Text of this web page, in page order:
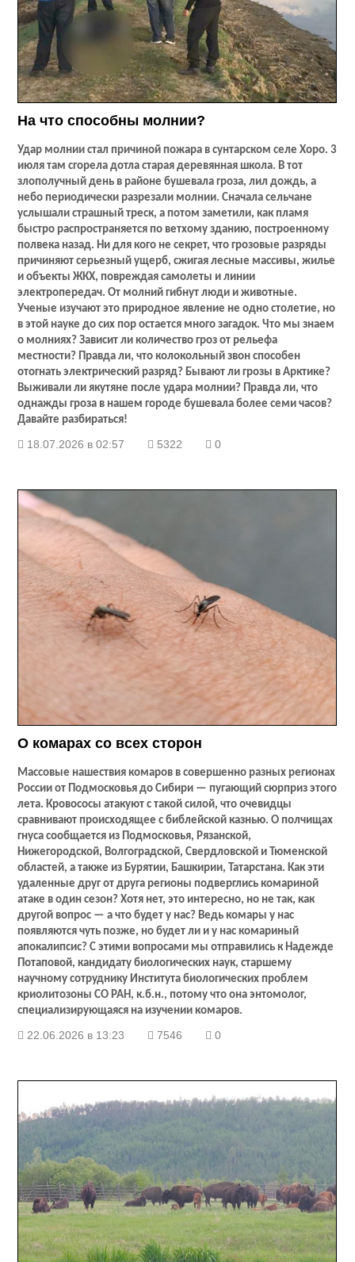
На что способны молнии?
Удар молнии стал причиной пожара в сунтарском селе Хоро. 3
июля там сгорела дотла старая деревянная школа. В тот
злополучный день в районе бушевала гроза, лил дождь, а
небо периодически разрезали молнии. Сначала сельчане
услышали страшный треск, а потом заметили, как пламя
быстро распространяется по ветхому зданию, построенному
полвека назад. Ни для кого не секрет, что грозовые разряды
причиняют серьезный ущерб, сжигая лесные массивы, жилье
и объекты ЖКХ, повреждая самолеты и линии
электропередач. От молний гибнут люди и животные.
Ученые изучают это природное явление не одно столетие, но
в этой науке до сих пор остается много загадок. Что мы знаем
о молниях? Зависит ли количество гроз от рельефа
местности? Правда ли, что колокольный звон способен
отогнать электрический разряд? Бывают ли грозы в Арктике?
Выживали ли якутяне после удара молнии? Правда ли, что
однажды гроза в нашем городе бушевала более семи часов?
Давайте разбираться!
18.07.2026 в 02:57 5322 0
О комарах со всех сторон
Массовые нашествия комаров в совершенно разных регионах
России от Подмосковья до Сибири — пугающий сюрприз этого
лета. Кровососы атакуют с такой силой, что очевидцы
сравнивают происходящее с библейской казнью. О полчищах
гнуса сообщается из Подмосковья, Рязанской,
Нижегородской, Волгоградской, Свердловской и Тюменской
областей, а также из Бурятии, Башкирии, Татарстана. Как эти
удаленные друг от друга регионы подверглись комариной
атаке в один сезон? Хотя нет, это интересно, но не так, как
другой вопрос — а что будет у нас? Ведь комары у нас
появляются чуть позже, но будет ли и у нас комариный
апокалипсис? С этими вопросами мы отправились к Надежде
Потаповой, кандидату биологических наук, старшему
научному сотруднику Института биологических проблем
криолитозоны СО РАН, к.б.н., потому что она энтомолог,
специализирующаяся на изучении комаров.
22.06.2026 в 13:23 7546 0